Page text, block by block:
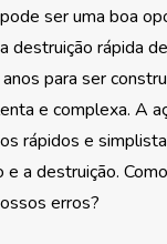
ser uma boa
destruição rápida
para ser
e complexa. A
rápidos e
a destruição.
erros?